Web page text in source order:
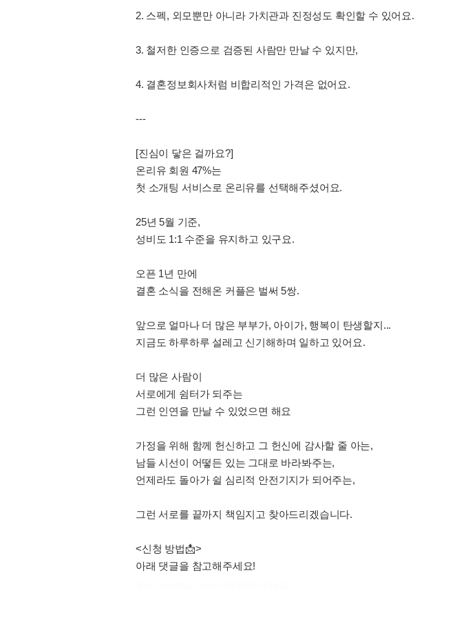
2. 스펙, 외모뿐만 아니라 가치관과 진정성도 확인할 수 있어요.
3. 철저한 인증으로 검증된 사람만 만날 수 있지만,
4. 결혼정보회사처럼 비합리적인 가격은 없어요.
---
[진심이 닿은 걸까요?]
온리유 회원 47%는
첫 소개팅 서비스로 온리유를 선택해주셨어요.
25년 5월 기준,
성비도 1:1 수준을 유지하고 있구요.
오픈 1년 만에
결혼 소식을 전해온 커플은 벌써 5쌍.
앞으로 얼마나 더 많은 부부가, 아이가, 행복이 탄생할지...
지금도 하루하루 설레고 신기해하며 일하고 있어요.
더 많은 사람이
서로에게 쉼터가 되주는
그런 인연을 만날 수 있었으면 해요
가정을 위해 함께 헌신하고 그 헌신에 감사할 줄 아는,
남들 시선이 어떻든 있는 그대로 바라봐주는,
언제라도 돌아가 쉴 심리적 안전기지가 되어주는,
그런 서로를 끝까지 책임지고 찾아드리겠습니다.
<신청 방법📩>
아래 댓글을 참고해주세요!